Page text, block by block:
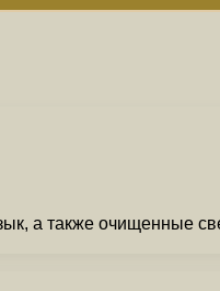
а также очищенные